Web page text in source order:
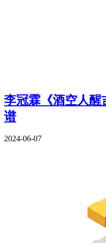
李冠霖《酒空人醒
谱
2024-06-07